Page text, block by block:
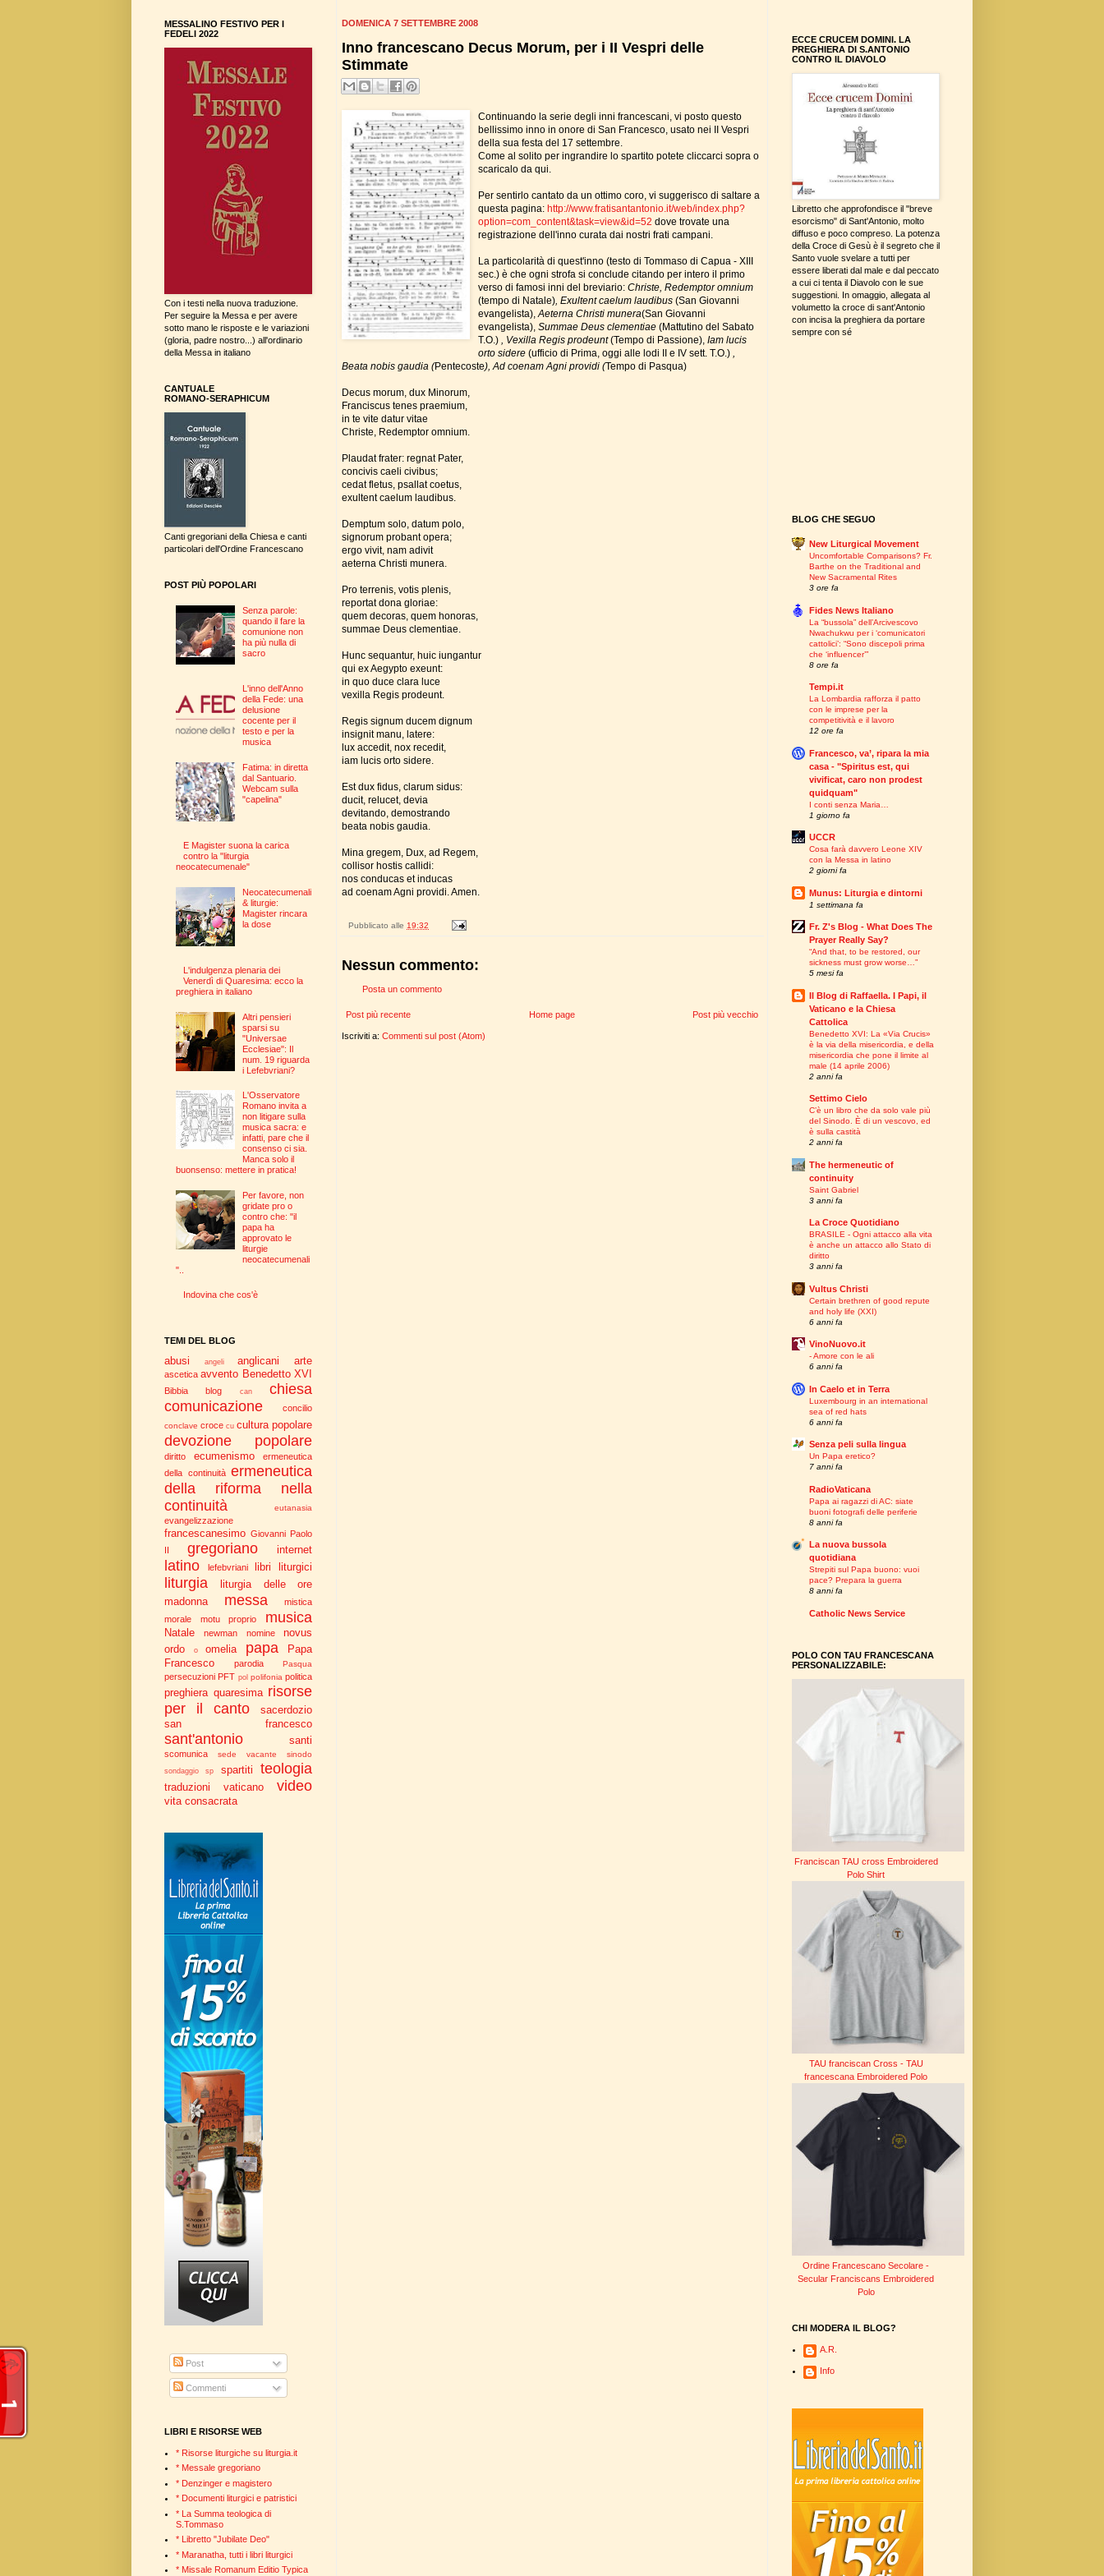
DOMENICA 7 SETTEMBRE 2008
Inno francescano Decus Morum, per i II Vespri delle
Stimmate
Continuando la serie degli inni francescani, vi posto questo
bellissimo inno in onore di San Francesco, usato nei II Vespri
della sua festa del 17 settembre.
Come al solito per ingrandire lo spartito potete cliccarci sopra o
scaricalo da qui.
Per sentirlo cantato da un ottimo coro, vi suggerisco di saltare a
questa pagina: http://www.fratisantantonio.it/web/index.php?
option=com_content&task=view&id=52 dove trovate una
registrazione dell'inno curata dai nostri frati campani.
La particolarità di quest'inno (testo di Tommaso di Capua - XIII
sec.) è che ogni strofa si conclude citando per intero il primo
verso di famosi inni del breviario: Christe, Redemptor omnium
(tempo di Natale) , Exultent caelum laudibus (San Giovanni
evangelista), Aeterna Christi munera(San Giovanni
evangelista), Summae Deus clementiae (Mattutino del Sabato
T.O.) , Vexilla Regis prodeunt(Tempo di Passione), Iam lucis
orto sidere (ufficio di Prima, oggi alle lodi II e IV sett. T.O.)
Beata nobis gaudia (Pentecoste), Ad coenam Agni providi (Tempo di Pasqua)
Decus morum, dux Minorum,
Franciscus tenes praemium,
in te vite datur vitae
Christe, Redemptor omnium.
Plaudat frater: regnat Pater,
concivis caeli civibus;
cedat fletus, psallat coetus,
exultent caelum laudibus.
Demptum solo, datum polo,
signorum probant opera;
ergo vivit, nam adivit
aeterna Christi munera.
Pro terrenis, votis plenis,
reportat dona gloriae:
quem decoras, quem honoras,
summae Deus clementiae.
Hunc sequantur, huic iungantur
qui ex Aegypto exeunt:
in quo duce clara luce
vexilla Regis prodeunt.
Regis signum ducem dignum
insignit manu, latere:
lux accedit, nox recedit,
iam lucis orto sidere.
Est dux fidus, clarum sidus:
ducit, relucet, devia
devitando, demostrando
beata nobis gaudia.
Mina gregem, Dux, ad Regem,
collisor hostis callidi:
nos conducas et inducas
ad coenam Agni providi. Amen.
Pubblicato alle 19:32
Nessun commento:
Posta un commento
Post più recente Post più vecchio
Home page
Iscriviti a: Commenti sul post (Atom)
MESSALINO FESTIVO PER I
FEDELI 2022
Con i testi nella nuova traduzione.
Per seguire la Messa e per avere
sotto mano le risposte e le variazioni
(gloria, padre nostro...) all'ordinario
della Messa in italiano
CANTUALE
ROMANO-SERAPHICUM
Canti gregoriani della Chiesa e canti
particolari dell'Ordine Francescano
POST PIÙ POPOLARI
Senza parole:
quando il fare la
comunione non
ha più nulla di
sacro
L'inno dell'Anno
della Fede: una
delusione
cocente per il
testo e per la
musica
Fatima: in diretta
dal Santuario.
Webcam sulla
"capelina"
E Magister suona la carica
contro la "liturgia
neocatecumenale"
Neocatecumenali
& liturgie:
Magister rincara
la dose
L'indulgenza plenaria dei
Venerdì di Quaresima: ecco la
preghiera in italiano
Altri pensieri
sparsi su
"Universae
Ecclesiae": Il
num. 19 riguarda
i Lefebvriani?
L'Osservatore
Romano invita a
non litigare sulla
musica sacra: e
infatti, pare che il
consenso ci sia.
Manca solo il
buonsenso: mettere in pratica!
Per favore, non
gridate pro o
contro che: "il
papa ha
approvato le
liturgie
neocatecumenali
"..
Indovina che cos'è
TEMI DEL BLOG
abusi angeli anglicani arte
ascetica avvento Benedetto XVI
Bibbia blog can
chiesa
comunicazione
concilio
conclave croce cu cultura popolare
devozione popolare
diritto ecumenismo
ermeneutica
della continuità ermeneutica
della riforma nella
continuità
eutanasia
evangelizzazione
francescanesimo Giovanni Paolo
II
gregoriano internet
latino lefebvriani libri liturgici
liturgia
liturgia delle ore
madonna
messa
mistica
morale
motu proprio musica
Natale newman nomine
novus
ordo
o omelia papa
Papa
Francesco
parodia Pasqua
persecuzioni PFT pol polifonia politica
preghiera quaresima risorse
per il canto
sacerdozio
san francesco
sant'antonio santi
scomunica sede vacante sinodo
sondaggio sp spartiti teologia
traduzioni vaticano video
vita consacrata
Post
Commenti
LIBRI E RISORSE WEB
* Risorse liturgiche su liturgia.it
* Messale gregoriano
* Denzinger e magistero
* Documenti liturgici e patristici
* La Summa teologica di
S.Tommaso
* Libretto "Jubilate Deo"
* Maranatha, tutti i libri liturgici
* Missale Romanum Editio Typica
ECCE CRUCEM DOMINI. LA
PREGHIERA DI S.ANTONIO
CONTRO IL DIAVOLO
Libretto che approfondisce il "breve
esorcismo" di Sant'Antonio, molto
diffuso e poco compreso. La potenza
della Croce di Gesù è il segreto che il
Santo vuole svelare a tutti per
essere liberati dal male e dal peccato
a cui ci tenta il Diavolo con le sue
suggestioni. In omaggio, allegata al
volumetto la croce di sant'Antonio
con incisa la preghiera da portare
sempre con sé
BLOG CHE SEGUO
New Liturgical Movement
Uncomfortable Comparisons? Fr.
Barthe on the Traditional and
New Sacramental Rites
3 ore fa
Fides News Italiano
La “bussola” dell’Arcivescovo
Nwachukwu per i ‘comunicatori
cattolici’: “Sono discepoli prima
che ‘influencer’”
8 ore fa
Tempi.it
La Lombardia rafforza il patto
con le imprese per la
competitività e il lavoro
12 ore fa
Francesco, va’, ripara la mia
casa - "Spiritus est, qui
vivificat, caro non prodest
quidquam"
I conti senza Maria…
1 giorno fa
UCCR
Cosa farà davvero Leone XIV
con la Messa in latino
2 giorni fa
Munus: Liturgia e dintorni
1 settimana fa
Fr. Z's Blog - What Does The
Prayer Really Say?
“And that, to be restored, our
sickness must grow worse…”
5 mesi fa
Il Blog di Raffaella. I Papi, il
Vaticano e la Chiesa
Cattolica
Benedetto XVI: La «Via Crucis»
è la via della misericordia, e della
misericordia che pone il limite al
male (14 aprile 2006)
2 anni fa
Settimo Cielo
C’è un libro che da solo vale più
del Sinodo. È di un vescovo, ed
è sulla castità
2 anni fa
The hermeneutic of
continuity
Saint Gabriel
3 anni fa
La Croce Quotidiano
BRASILE - Ogni attacco alla vita
è anche un attacco allo Stato di
diritto
3 anni fa
Vultus Christi
Certain brethren of good repute
and holy life (XXI)
6 anni fa
VinoNuovo.it
- Amore con le ali
6 anni fa
In Caelo et in Terra
Luxembourg in an international
sea of red hats
6 anni fa
Senza peli sulla lingua
Un Papa eretico?
7 anni fa
RadioVaticana
Papa ai ragazzi di AC: siate
buoni fotografi delle periferie
8 anni fa
La nuova bussola
quotidiana
Strepiti sul Papa buono: vuoi
pace? Prepara la guerra
8 anni fa
Catholic News Service
POLO CON TAU FRANCESCANA
PERSONALIZZABILE:
Franciscan TAU cross Embroidered
Polo Shirt
TAU franciscan Cross - TAU
francescana Embroidered Polo
Ordine Francescano Secolare -
Secular Franciscans Embroidered
Polo
CHI MODERA IL BLOG?
A.R.
Info